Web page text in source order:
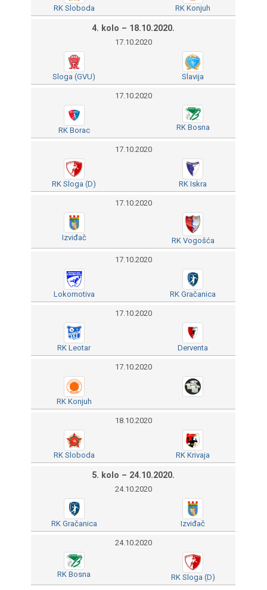
RK Sloboda RK Konjuh
4. kolo – 18.10.2020.
17.10.2020
Sloga (GVU) Slavija
17.10.2020
RK Borac RK Bosna
17.10.2020
RK Sloga (D) RK Iskra
17.10.2020
Izviđač RK Vogošća
17.10.2020
Lokomotiva RK Gračanica
17.10.2020
RK Leotar Derventa
17.10.2020
RK Konjuh
18.10.2020
RK Sloboda RK Krivaja
5. kolo – 24.10.2020.
24.10.2020
RK Gračanica Izviđač
24.10.2020
RK Bosna RK Sloga (D)